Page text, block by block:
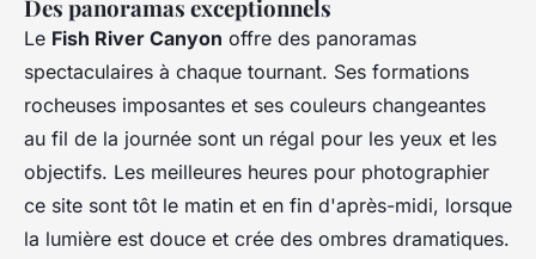
Des panoramas exceptionnels
Le Fish River Canyon offre des panoramas
spectaculaires à chaque tournant. Ses formations
rocheuses imposantes et ses couleurs changeantes
au fil de la journée sont un régal pour les yeux et les
objectifs. Les meilleures heures pour photographier
ce site sont tôt le matin et en fin d'après-midi, lorsque
la lumière est douce et crée des ombres dramatiques.